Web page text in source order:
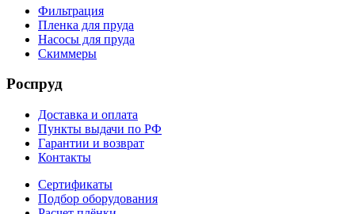
Фильтрация
Пленка для пруда
Насосы для пруда
Скиммеры
Роспруд
Доставка и оплата
Пункты выдачи по РФ
Гарантии и возврат
Контакты
Сертификаты
Подбор оборудования